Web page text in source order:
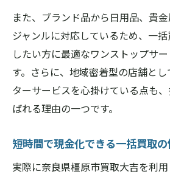
また、ブランド品から日用品、貴
ジャンルに対応しているため、一
したい方に最適なワンストップサ
す。さらに、地域密着型の店舗と
ターサービスを心掛けている点も
ばれる理由の一つです。
短時間で現金化できる一括買取
実際に奈良県橿原市買取大吉を利